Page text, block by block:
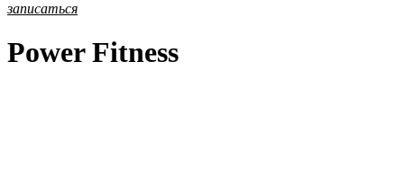
записаться
Power Fitness